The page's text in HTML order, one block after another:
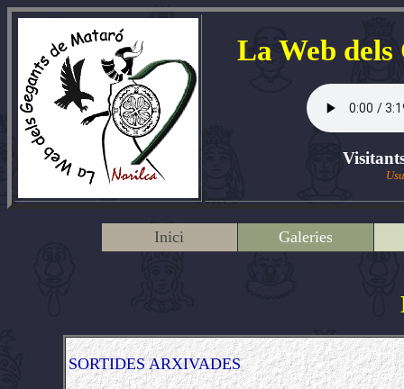
La Web
Inici Galeries
SORTIDES ARXIVADES